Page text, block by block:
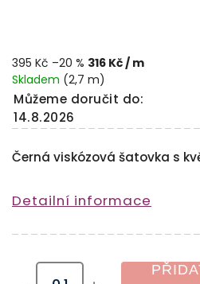
395 Kč –20 % 316 Kč/ m
Skladem (2,7 m)
Můžeme doručit do:
14.8.2026
Černá viskózová šatovka s
Detailní informace